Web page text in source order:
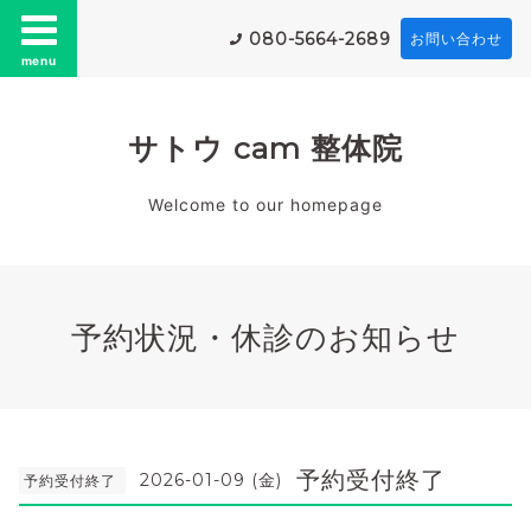
menu
080-5664-2689 お問い合わせ
サトウ cam 整体院
Welcome to our homepage
予約状況・休診のお知らせ
予約受付終了 2026-01-09 (金) 予約受付終了